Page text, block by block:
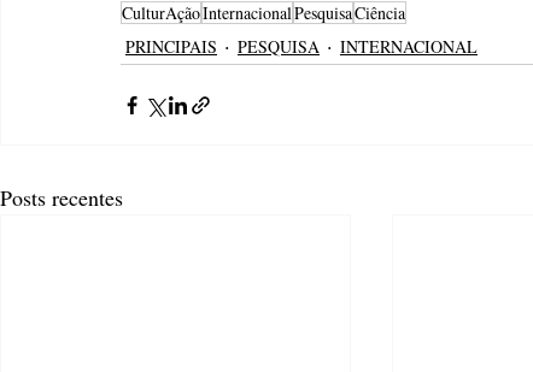
CulturAçãoInternacionalPesquisaCiência
PRINCIPAIS
PESQUISA INTERNACIONAL
Posts recentes